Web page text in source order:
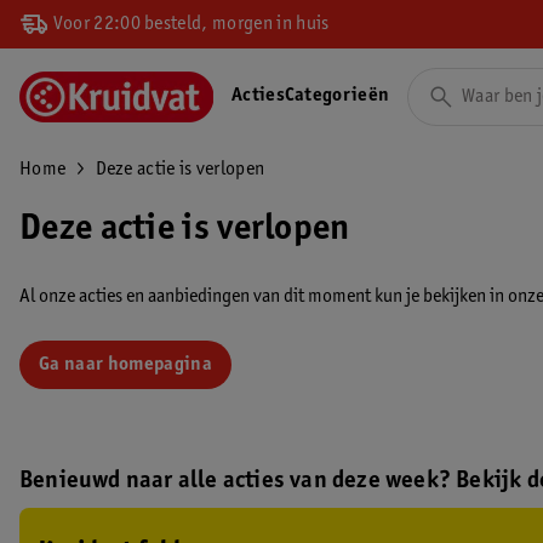
Voor 22:00 besteld, morgen in huis
ActiesCategorieën
Home Deze actie is verlopen
Deze actie is verlopen
Al onze acties en aanbiedingen van dit moment kun je bekijken in
Ga naar homepagina
Benieuwd naar alle acties van deze week? Bekijk